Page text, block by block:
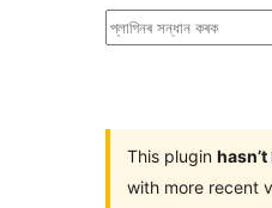
প্লাগিনৰ
This plugin
with more recent